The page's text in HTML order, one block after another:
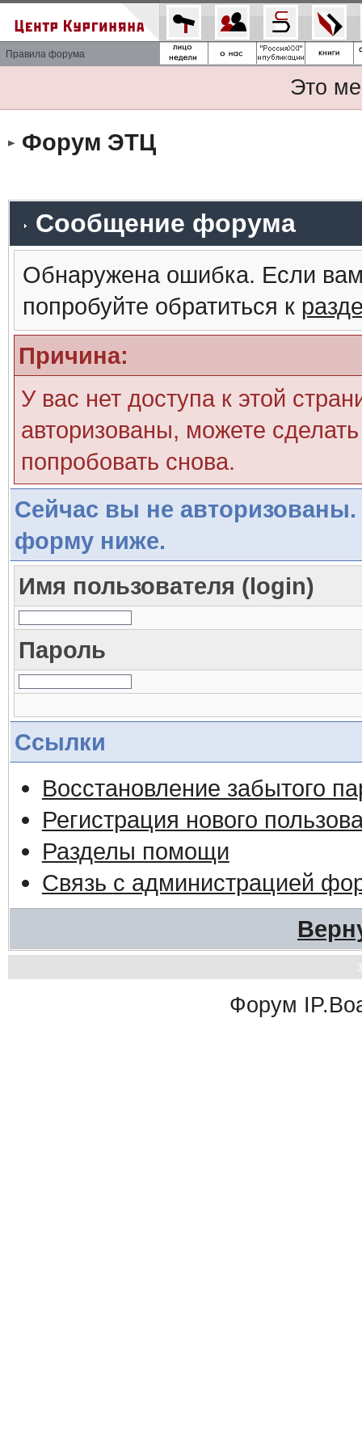
Правила форума
Это
Форум ЭТЦ
Сообщение форума
Обнаружена ошибка. Если
попробуйте обратиться к
Причина:
У вас нет доступа к этой
авторизованы, можете
попробовать снова.
Сейчас вы не авторизованы.
форму ниже.
Имя пользователя (login)
Пароль
Ссылки
Восстановление забытого
Регистрация нового
Разделы помощи
Связь с администрацией
Форум